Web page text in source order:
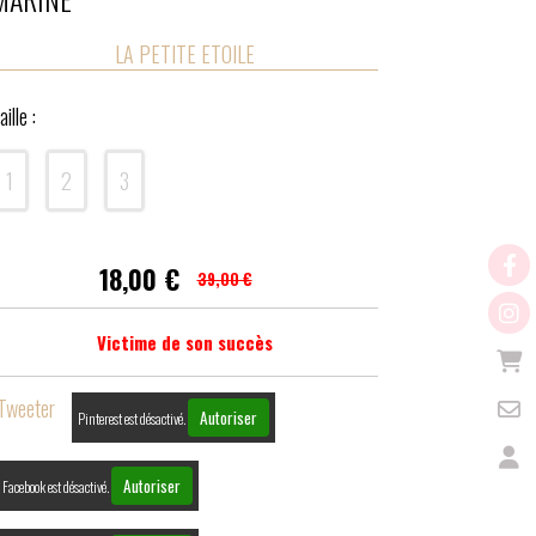
LA PETITE ETOILE
:
1 2 3
18,00 € 39,00 €
Victime de son succès
Pinterest est désactivé. Autoriser
Facebook est désactivé. Autoriser